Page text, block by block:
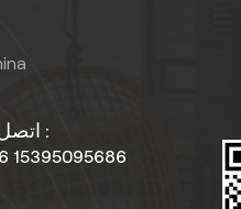
اتصل بنا :
15395095686